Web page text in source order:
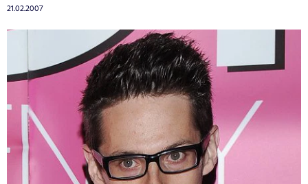
21.02.2007